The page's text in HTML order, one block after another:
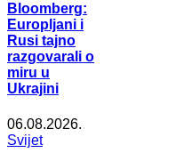
Bloomberg:
Europljani i
Rusi tajno
razgovarali o
miru u
Ukrajini
06.08.2026.
Svijet